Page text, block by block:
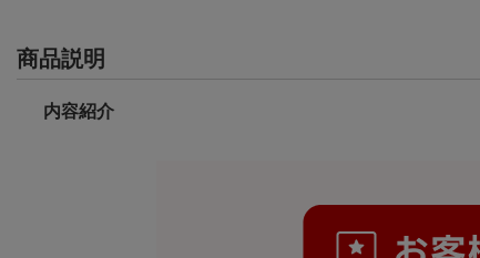
商品説明
内容紹介